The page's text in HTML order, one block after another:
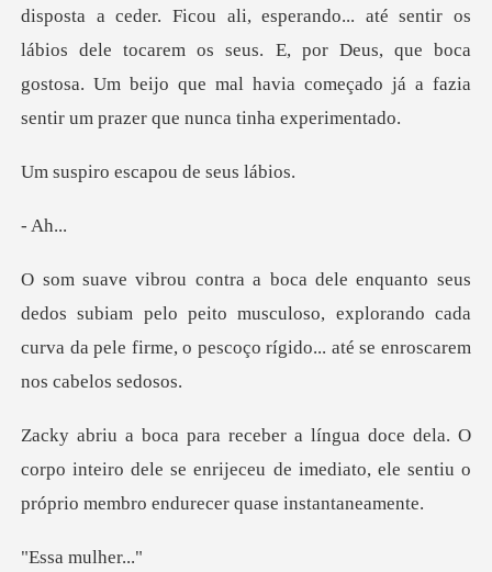
ndo... até sentir os
lábios dele tocarem os seus. E, por Deus, que boca
gostosa. Um b
escapou de
Ah
biam pelo peito musculoso, explorando cada
curva da pele fir
corpo inteiro dele se enrijeceu de imediato, ele sen
mulh